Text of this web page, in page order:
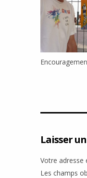
Laisser
Votre adresse
Les champs